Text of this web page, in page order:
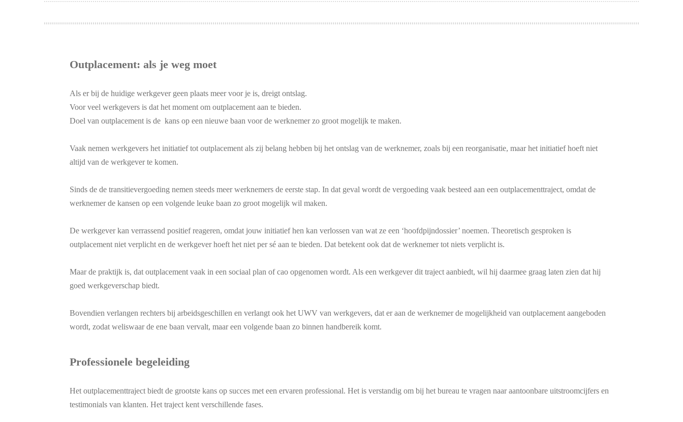
Outplacement: als je weg moet
Als er bij de huidige werkgever geen plaats meer voor je is, dreigt ontslag.
Voor veel werkgevers is dat het moment om outplacement aan te bieden.
Doel van outplacement is de kans op een nieuwe baan voor de werknemer zo groot mogelijk te maken.
Vaak nemen werkgevers het initiatief tot outplacement als zij belang hebben bij het ontslag van de werknemer, zoals bij een reorganisatie, maar het initiatief hoeft niet
altijd van de werkgever te komen.
Sinds de de transitievergoeding nemen steeds meer werknemers de eerste stap. In dat geval wordt de vergoeding vaak besteed aan een outplacementtraject, omdat de
werknemer de kansen op een volgende leuke baan zo groot mogelijk wil maken.
De werkgever kan verrassend positief reageren, omdat jouw initiatief hen kan verlossen van wat ze een ‘hoofdpijndossier’ noemen. Theoretisch gesproken is
outplacement niet verplicht en de werkgever hoeft het niet per sé aan te bieden. Dat betekent ook dat de werknemer tot niets verplicht is.
Maar de praktijk is, dat outplacement vaak in een sociaal plan of cao opgenomen wordt. Als een werkgever dit traject aanbiedt, wil hij daarmee graag laten zien dat hij
goed werkgeverschap biedt.
Bovendien verlangen rechters bij arbeidsgeschillen en verlangt ook het UWV van werkgevers, dat er aan de werknemer de mogelijkheid van outplacement aangeboden
wordt, zodat weliswaar de ene baan vervalt, maar een volgende baan zo binnen handbereik komt.
Professionele begeleiding
Het outplacementtraject biedt de grootste kans op succes met een ervaren professional. Het is verstandig om bij het bureau te vragen naar aantoonbare uitstroomcijfers en
testimonials van klanten. Het traject kent verschillende fases.